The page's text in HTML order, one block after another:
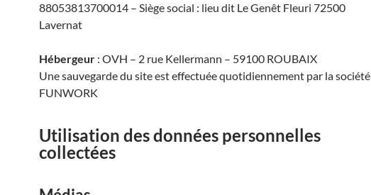
88053813700014 – Siège social : lieu dit Le Genêt Fleuri 72500
Lavernat
Hébergeur : OVH – 2 rue Kellermann – 59100 ROUBAIX
Une sauvegarde du site est effectuée quotidiennement par la société
FUNWORK
Utilisation des données personnelles
collectées